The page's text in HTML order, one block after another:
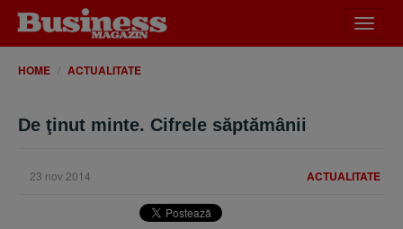
meniu
HOME ACTUALITATE
De ţinut minte. Cifrele săptămânii
ACTUALITATE
23 nov 2014